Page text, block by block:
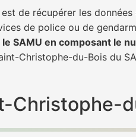
de récupérer les
de police ou de
SAMU en composant le
Christophe-du-Bois du
Christophe-